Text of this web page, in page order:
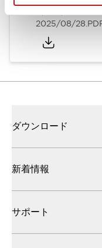
2025/08/28
ダウンロード
新着情報
サポート